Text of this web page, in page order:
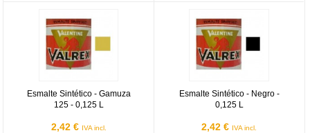
Esmalte Sintético - Gamuza
125 - 0,125 L
2,42 € IVA incl.
Esmalte Sintético - Negro -
0,125 L
2,42 € IVA incl.